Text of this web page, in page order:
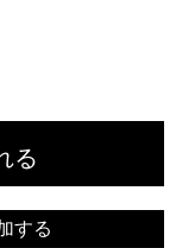
る
する